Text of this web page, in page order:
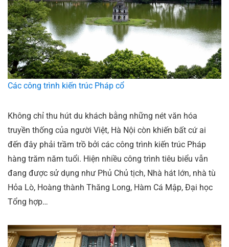
Các công trình kiến trúc Pháp cổ
Không chỉ thu hút du khách bằng những nét văn hóa
truyền thống của người Việt, Hà Nội còn khiến bất cứ ai
đến đây phải trầm trồ bởi các công trình kiến trúc Pháp
hàng trăm năm tuổi. Hiện nhiều công trình tiêu biểu vẫn
đang được sử dụng như Phủ Chủ tịch, Nhà hát lớn, nhà tù
Hỏa Lò, Hoàng thành Thăng Long, Hàm Cá Mập, Đại học
Tổng hợp…